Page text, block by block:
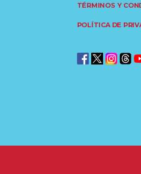
TÉRMINOS Y
POLÍTICA DE